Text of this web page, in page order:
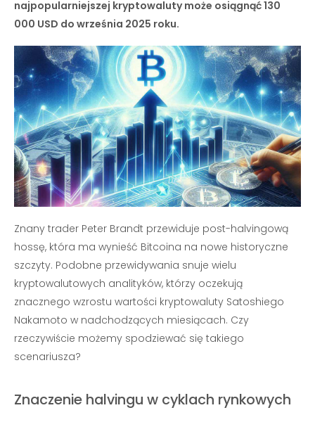
najpopularniejszej kryptowaluty może osiągnąć 130
000 USD do września 2025 roku.
Znany trader Peter Brandt przewiduje post-halvingową
hossę, która ma wynieść Bitcoina na nowe historyczne
szczyty. Podobne przewidywania snuje wielu
kryptowalutowych analityków, którzy oczekują
znacznego wzrostu wartości kryptowaluty Satoshiego
Nakamoto w nadchodzących miesiącach. Czy
rzeczywiście możemy spodziewać się takiego
scenariusza?
Znaczenie halvingu w cyklach rynkowych